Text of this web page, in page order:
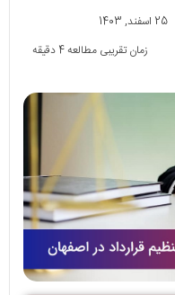
25 اسفند, 1403
زمان تقریبی مطالعه 4 دقیقه